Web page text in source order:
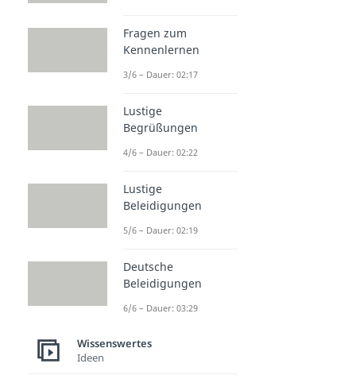
Fragen zum
Kennenlernen
3/6 – Dauer: 02:17
Lustige
Begrüßungen
4/6 – Dauer: 02:22
Lustige
Beleidigungen
5/6 – Dauer: 02:19
Deutsche
Beleidigungen
6/6 – Dauer: 03:29
Wissenswertes
Ideen